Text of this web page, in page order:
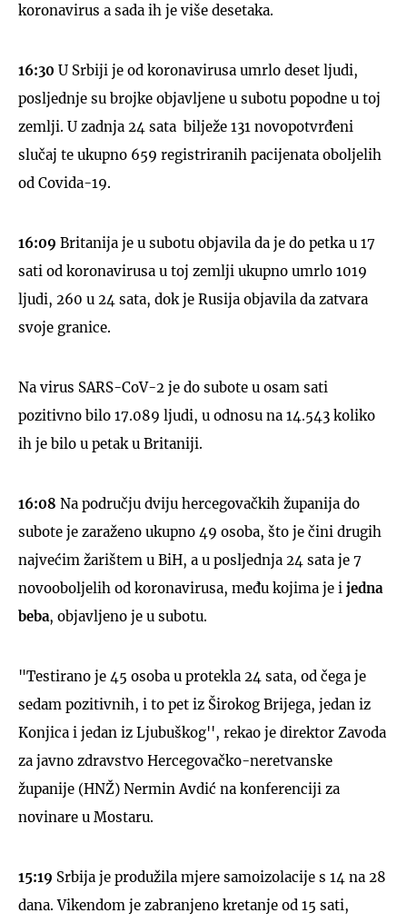
koronavirus a sada ih je više desetaka.
16:30 U Srbiji je od koronavirusa umrlo deset ljudi,
posljednje su brojke objavljene u subotu popodne u toj
zemlji. U zadnja 24 sata bilježe 131 novopotvrđeni
slučaj te ukupno 659 registriranih pacijenata oboljelih
od Covida-19.
16:09 Britanija je u subotu objavila da je do petka u 17
sati od koronavirusa u toj zemlji ukupno umrlo 1019
ljudi, 260 u 24 sata, dok je Rusija objavila da zatvara
svoje granice.
Na virus SARS-CoV-2 je do subote u osam sati
pozitivno bilo 17.089 ljudi, u odnosu na 14.543 koliko
ih je bilo u petak u Britaniji.
16:08 Na području dviju hercegovačkih županija do
subote je zaraženo ukupno 49 osoba, što je čini drugih
najvećim žarištem u BiH, a u posljednja 24 sata je 7
novooboljelih od koronavirusa, među kojima je i jedna
beba, objavljeno je u subotu.
"Testirano je 45 osoba u protekla 24 sata, od čega je
sedam pozitivnih, i to pet iz Širokog Brijega, jedan iz
Konjica i jedan iz Ljubuškog'', rekao je direktor Zavoda
za javno zdravstvo Hercegovačko-neretvanske
županije (HNŽ) Nermin Avdić na konferenciji za
novinare u Mostaru.
15:19 Srbija je produžila mjere samoizolacije s 14 na 28
dana. Vikendom je zabranjeno kretanje od 15 sati,